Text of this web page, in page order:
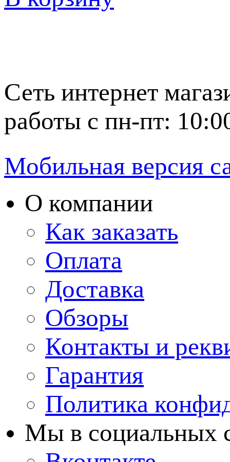
Сеть интернет
работы с пн-пт:
Мобильная версия
О компании
Как заказать
Оплата
Доставка
Обзоры
Контакты и
Гарантия
Политика
Мы в cоциальных